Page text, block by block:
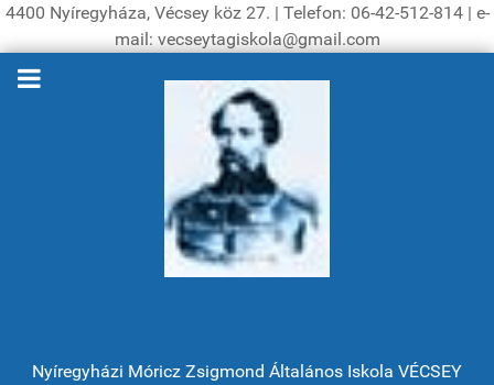
4400 Nyíregyháza, Vécsey köz 27. | Telefon: 06-42-512-814 | e-
mail: vecseytagiskola@gmail.com
Nyíregyházi Móricz Zsigmond Általános Iskola VÉCSEY